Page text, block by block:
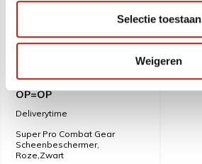
Selectie toestaan
Weigeren
Roze,Zwart -Maat M -
OP=OP
Deliverytime
Super Pro Combat Gear
Scheenbeschermer,
Roze,Zwart